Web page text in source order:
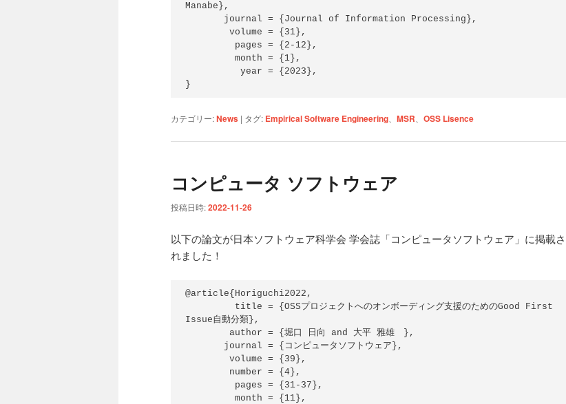
Manabe},
        volume = {31},
         month = {1},
          year = {2023},
}
カテゴリー:News | タグ: Empirical Software Engineering MSR OSS Lisence
コンピュータ ソフトウェア
投稿日時:2022-11-26
以下の論文が日本ソフトウェア科学会 学会誌「コンピュータソフトウェア」に掲載さ
れました！
@article{Horiguchi2022,
Issue自動分類},
        volume = {39},
         month = {11},